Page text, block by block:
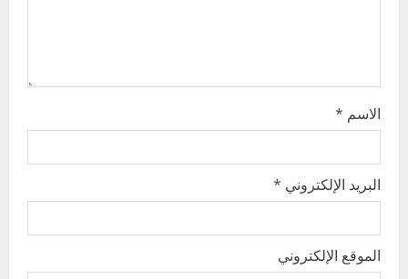
الاسم *
البريد الإلكتروني *
الموقع الإلكتروني